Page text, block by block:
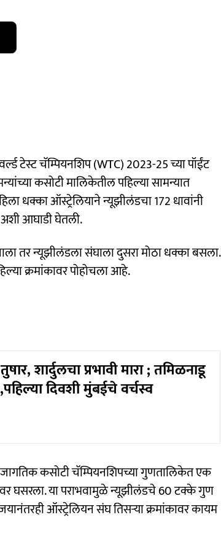
टेस्ट चॅम्पियनशिप (WTC) 2023-25 ​​च्या पॉईंट
कसोटी मालिकेतील पहिल्या सामन्यात
धक्का ऑस्ट्रेलियाने न्यूझीलंडचा 172 धावांनी
आघाडी घेतली.
तर न्यूझीलंडला संघाला दुसरा मोठा धक्का बसला.
क्रमांकावर पोहोचला आहे.
शार्दुलचा प्रभावी मारा ; तमिळनाडू
दिवशी मुंबईचे वर्चस्व
कसोटी चॅम्पियनशिपच्या गुणतालिकेत एक
घसरला. या पराभवामुळे न्यूझीलंडचे 60 टक्के गुण
ऑस्ट्रेलियन संघ तिसऱ्या क्रमांकावर कायम